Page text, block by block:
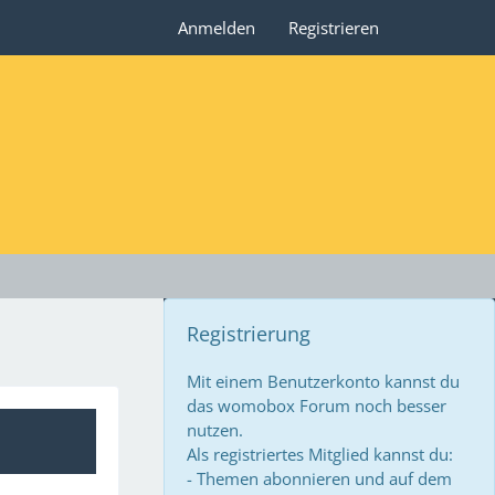
Anmelden Registrieren
Registrierung
Mit einem Benutzerkonto kannst du
das womobox Forum noch besser
nutzen.
Als registriertes Mitglied kannst du:
- Themen abonnieren und auf dem